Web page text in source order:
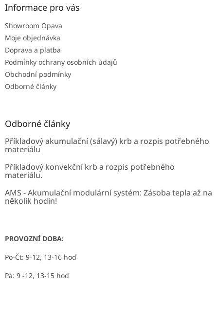
Informace pro vás
Showroom Opava
Moje objednávka
Doprava a platba
Podmínky ochrany osobních údajů
Obchodní podmínky
Odborné články
Odborné články
Příkladový akumulační (sálavý) krb a rozpis potřebného
materiálu
Příkladový konvekční krb a rozpis potřebného
materiálu.
AMS - Akumulační modulární systém: Zásoba tepla až na
několik hodin!
PROVOZNÍ DOBA:
Po-Čt: 9-12, 13-16 hoď
Pá: 9 -12, 13-15 hoď